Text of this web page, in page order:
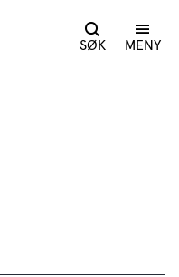
SØK MENY